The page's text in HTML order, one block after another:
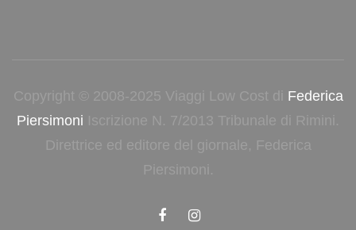
Copyright © 2008-2025 Viaggi Low Cost di Federica
Piersimoni Iscrizione N. 7/2013 Tribunale di Rimini.
Direttrice ed editore del giornale, Federica
Piersimoni.